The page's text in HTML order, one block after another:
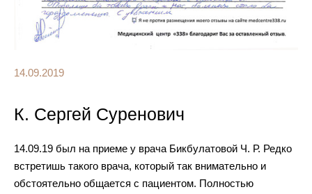
14.09.2019
К. Сергей Суренович
14.09.19 был на приеме у врача Бикбулатовой Ч. Р. Редко
встретишь такого врача, который так внимательно и
обстоятельно общается с пациентом. Полностью